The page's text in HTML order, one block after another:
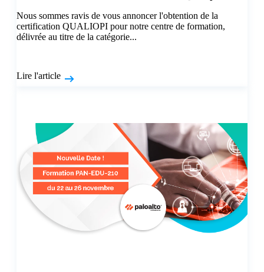
Nous sommes ravis de vous annoncer l'obtention de la
certification QUALIOPI pour notre centre de formation,
délivrée au titre de la catégorie...
Lire l'article